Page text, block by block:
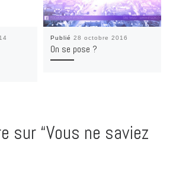
Publié 28 octobre 2016
On se pose ?
sur “Vous ne saviez